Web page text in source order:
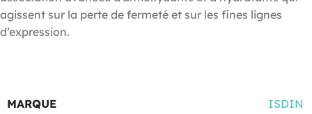
agissent sur la perte de fermeté et sur les fines lignes
d’expression.
MARQUE ISDIN